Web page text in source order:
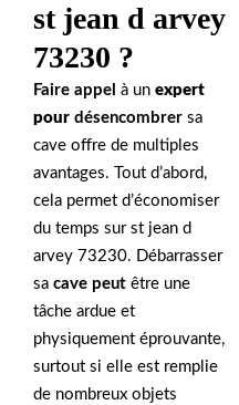
st jean d arvey
73230 ?
Faire appel à un expert
pour désencombrer sa
cave offre de multiples
avantages. Tout d’abord,
cela permet d’économiser
du temps sur st jean d
arvey 73230. Débarrasser
sa cave peut être une
tâche ardue et
physiquement éprouvante,
surtout si elle est remplie
de nombreux objets